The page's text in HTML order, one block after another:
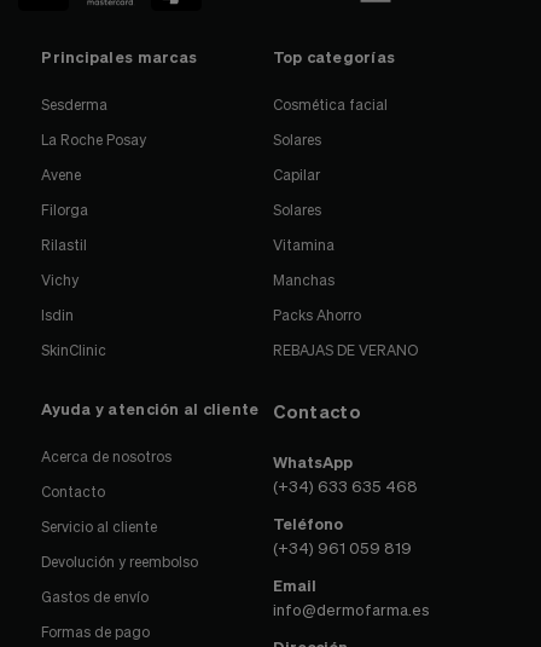
Principales marcas
Sesderma
La Roche Posay
Avene
Filorga
Rilastil
Vichy
Isdin
SkinClinic
Top categorías
Cosmética facial
Solares
Capilar
Solares
Vitamina
Manchas
Packs Ahorro
REBAJAS DE VERANO
Ayuda y atención al cliente
Acerca de nosotros
Contacto
Servicio al cliente
Devolución y reembolso
Gastos de envío
Formas de pago
Contacto
WhatsApp
(+34) 633 635 468
Teléfono
(+34) 961 059 819
Email
info@dermofarma.es